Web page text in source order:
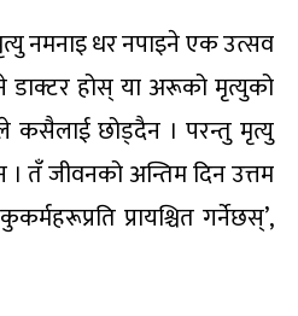
नमनाइ धर नपाइने एक उत्सव
डाक्टर होस् या अरूको मृत्युको
कसैलाई छोड्दैन । परन्तु मृत्यु
तँ जीवनको अन्तिम दिन उत्तम
प्रायश्चित गर्नेछस्’,